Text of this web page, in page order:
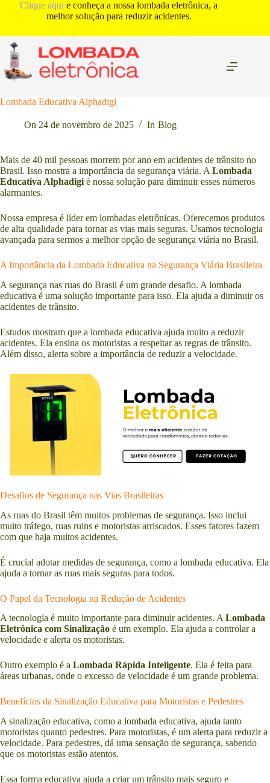
conteúdo
Clique aqui e conheça a nossa lombada eletrônica, a
melhor solução para reduzir acidentes.
Lombada Educativa Alphadigi
On 24 de novembro de 2025 In Blog
Mais de 40 mil pessoas morrem por ano em acidentes de trânsito no
Brasil. Isso mostra a importância da segurança viária. A Lombada
Educativa Alphadigi é nossa solução para diminuir esses números
alarmantes.
Nossa empresa é líder em lombadas eletrônicas. Oferecemos produtos
de alta qualidade para tornar as vias mais seguras. Usamos tecnologia
avançada para sermos a melhor opção de segurança viária no Brasil.
A Importância da Lombada Educativa na Segurança Viária Brasileira
A segurança nas ruas do Brasil é um grande desafio. A lombada
educativa é uma solução importante para isso. Ela ajuda a diminuir os
acidentes de trânsito.
Estudos mostram que a lombada educativa ajuda muito a reduzir
acidentes. Ela ensina os motoristas a respeitar as regras de trânsito.
Além disso, alerta sobre a importância de reduzir a velocidade.
Desafios de Segurança nas Vias Brasileiras
As ruas do Brasil têm muitos problemas de segurança. Isso inclui
muito tráfego, ruas ruins e motoristas arriscados. Esses fatores fazem
com que haja muitos acidentes.
É crucial adotar medidas de segurança, como a lombada educativa. Ela
ajuda a tornar as ruas mais seguras para todos.
O Papel da Tecnologia na Redução de Acidentes
A tecnologia é muito importante para diminuir acidentes. A Lombada
Eletrônica com Sinalização é um exemplo. Ela ajuda a controlar a
velocidade e alerta os motoristas.
Outro exemplo é a Lombada Rápida Inteligente. Ela é feita para
áreas urbanas, onde o excesso de velocidade é um grande problema.
Benefícios da Sinalização Educativa para Motoristas e Pedestres
A sinalização educativa, como a lombada educativa, ajuda tanto
motoristas quanto pedestres. Para motoristas, é um alerta para reduzir a
velocidade. Para pedestres, dá uma sensação de segurança, sabendo
que os motoristas estão atentos.
Essa forma educativa ajuda a criar um trânsito mais seguro e